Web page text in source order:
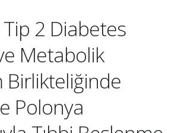
2 Diabetes
Metabolik
Birlikteliğinde
Polonya